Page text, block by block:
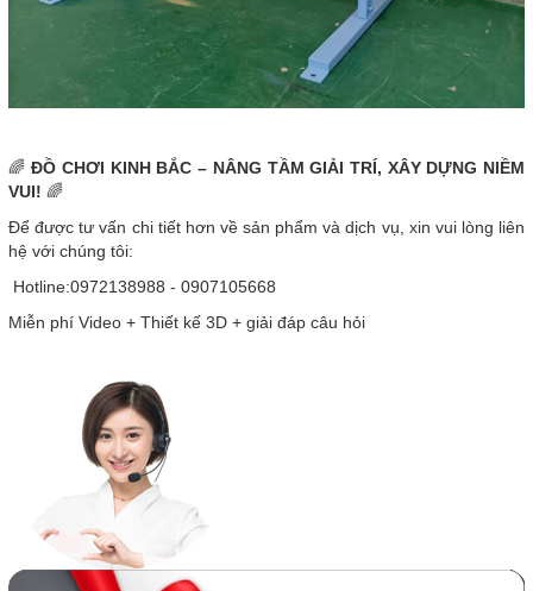
🌈ĐỒ CHƠI KINH BẮC – NÂNG TẦM GIẢI TRÍ, XÂY DỰNG NIỀM
VUI! 🌈
Để được tư vấn chi tiết hơn về sản phẩm và dịch vụ, xin vui lòng liên
hệ với chúng tôi:
Hotline:0972138988 - 0907105668
Miễn phí Video + Thiết kế 3D + giải đáp câu hỏi